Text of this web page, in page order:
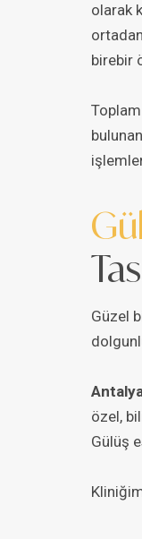
olarak
birebir
Güzel
özel,
Gülüş